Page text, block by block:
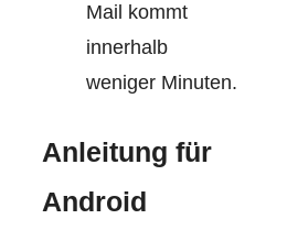
Mail kommt
innerhalb
weniger Minuten.
Anleitung für
Android